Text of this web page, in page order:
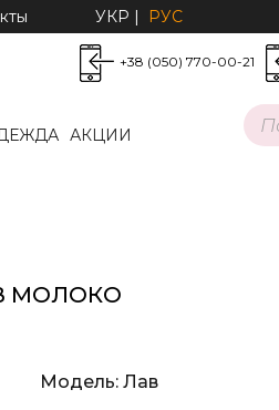
УКР | РУС
+38 (050) 770-00-21
АКЦИИ
МОЛОКО
Модель: Лав